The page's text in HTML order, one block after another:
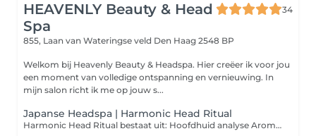
HEAVENLY Beauty & Head
Spa
34
855, Laan van Wateringse veld Den Haag 2548 BP
Welkom bij Heavenly Beauty & Headspa. Hier creëer ik voor jou
een moment van volledige ontspanning en vernieuwing. In
mijn salon richt ik me op jouw s...
Japanse Headspa | Harmonic Head Ritual
Harmonic Head Ritual bestaat uit: Hoofdhuid analyse Aroma ritueel Diepe reiniging van de hoofdhuid Hoofd, schouder en decolleté massage Aangepast voedend masker & serum Stoombehandeling Hand- en arm massage Inclusief verwarmend oogmasker LET OP: Verder wil ik u laten weten dat we na de behandeling uw haar niet föhnen. Mocht u echter willen dat uw haar toch geföhnd wordt, dan heb ik een föhn beschikbaar op locatie.